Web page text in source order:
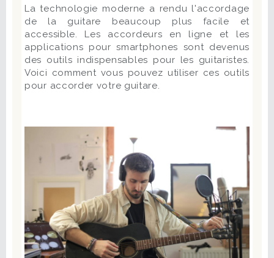
La technologie moderne a rendu l'accordage
de la guitare beaucoup plus facile et
accessible. Les accordeurs en ligne et les
applications pour smartphones sont devenus
des outils indispensables pour les guitaristes.
Voici comment vous pouvez utiliser ces outils
pour accorder votre guitare.